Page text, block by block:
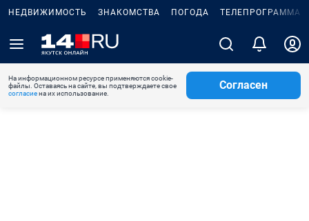
НЕДВИЖИМОСТЬ ЗНАКОМСТВА ПОГОДА ТЕЛЕПРОГРАММА
На информационном ресурсе применяются cookie-
файлы. Оставаясь на сайте, вы подтверждаете свое
согласиена их использование.
Согласен